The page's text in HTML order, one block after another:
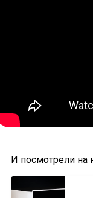
И посмотрели на